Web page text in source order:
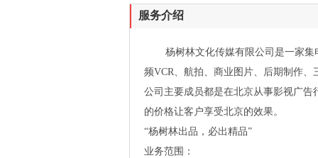
服务介绍
杨树林文化传媒有限公司是一家
频VCR、航拍、商业图片、后期制作
公司主要成员都是在北京从事影视广
的价格让客户享受北京的效果。
“杨树林出品，必出精品”
业务范围：